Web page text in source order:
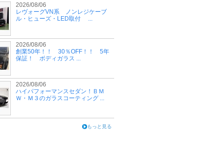
2026/08/06
レヴォーグVN系 ノンレジケーブ
ル・ヒューズ・LED取付 ...
2026/08/06
創業50年！！ 30％OFF！！ 5年
保証！ ボディガラス ...
2026/08/06
ハイパフォーマンスセダン！ＢＭ
Ｗ・Ｍ３のガラスコーティング ...
もっと見る